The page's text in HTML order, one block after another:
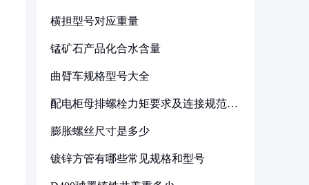
横担型号对应重量
锰矿石产品化合水含量
曲臂车规格型号大全
配电柜母排螺栓力矩要求及连接规范详
膨胀螺丝尺寸是多少
镀锌方管有哪些常见规格和型号